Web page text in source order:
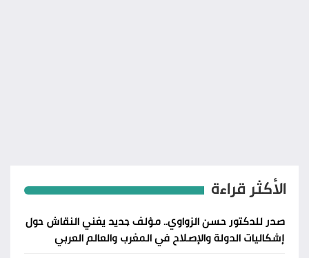
الأكثر قراءة
صدر للدكتور حسن الزواوي.. مؤلف جديد يغني النقاش حول
إشكاليات الدولة والإصلاح في المغرب والعالم العربي